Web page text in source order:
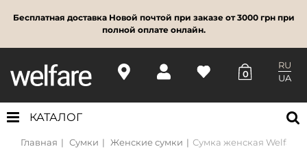
Бесплатная доставка Новой почтой при заказе от 3000 грн при
полной оплате онлайн.
0
RU
UA
КАТАЛОГ
Главная Сумки Женские сумки
Сумка женская Welfare